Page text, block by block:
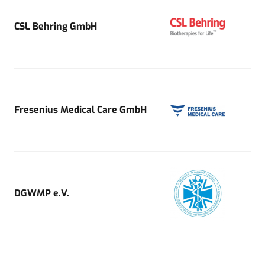
CSL Behring GmbH
Fresenius Medical Care GmbH
DGWMP e.V.